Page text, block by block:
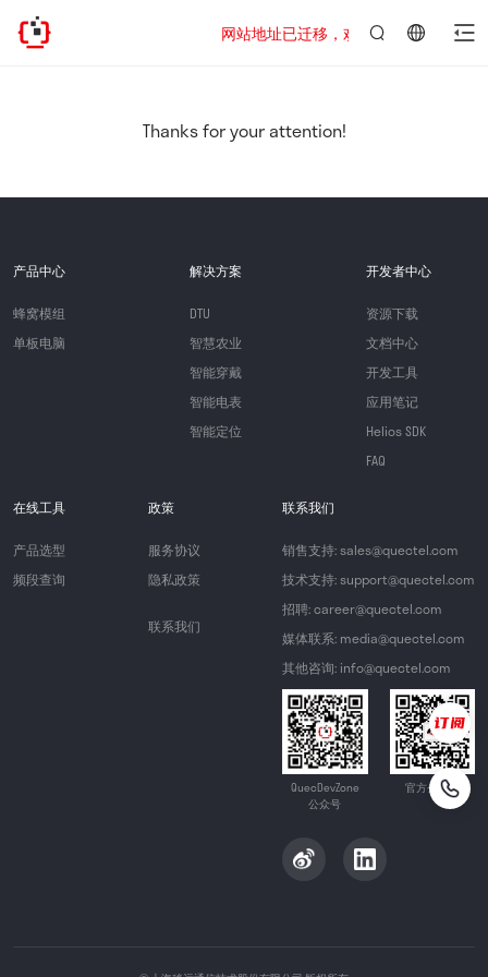
网站地址已迁移，欢迎访问新址：
Thanks for your attention!
产品中心
蜂窝模组
单板电脑
解决方案
DTU
智慧农业
智能穿戴
智能电表
智能定位
开发者中心
资源下载
文档中心
开发工具
应用笔记
Helios SDK
FAQ
在线工具
产品选型
频段查询
政策
服务协议
隐私政策
联系我们
联系我们
销售支持: sales@quectel.com
技术支持: support@quectel.com
招聘: career@quectel.com
媒体联系: media@quectel.com
其他咨询: info@quectel.com
QuecDevZone
公众号
官方公众号